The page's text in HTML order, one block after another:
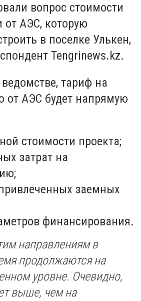
вопрос стоимости
от АЭС, которую
в поселке Улькен,
Tengrinews.kz.
тариф на
от АЭС будет напрямую
стоимости проекта;
затрат на
заемных
финансирования.
направлениям в
продолжаются на
уровне. Очевидно,
выше, чем на